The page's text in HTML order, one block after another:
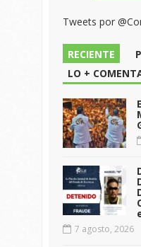
Tweets por
RECIENTE
LO +
7 agosto, 2026